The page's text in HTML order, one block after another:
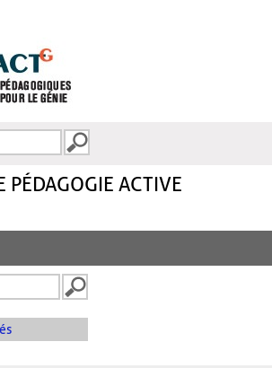
PÉDAGOGIE ACTIVE